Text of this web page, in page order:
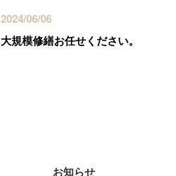
2024/06/06
大規模修繕お任せください。
お知らせ